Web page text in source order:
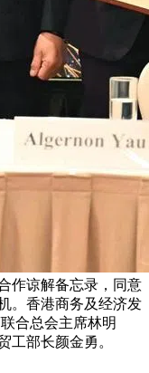
作谅解备忘录，同意
。香港商务及经济发
合总会主席林明
工部长颜金勇。